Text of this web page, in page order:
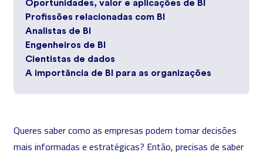
Oportunidades, valor e aplicações de BI
Profissões relacionadas com BI
Analistas de BI
Engenheiros de BI
Cientistas de dados
A importância de BI para as organizações
Queres saber como as empresas podem tomar decisões
mais informadas e estratégicas? Então, precisas de saber